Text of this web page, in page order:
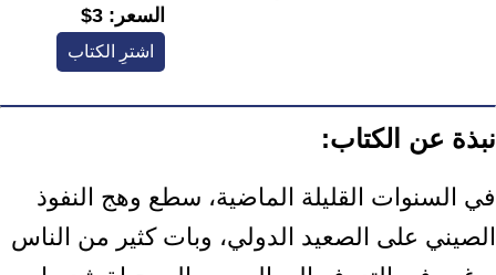
السعر: 3$
اشترِ الكتاب
نبذة عن الكتاب:
في السنوات القليلة الماضية، سطع وهج النفوذ
الصيني على الصعيد الدولي، وبات كثير ‏من الناس